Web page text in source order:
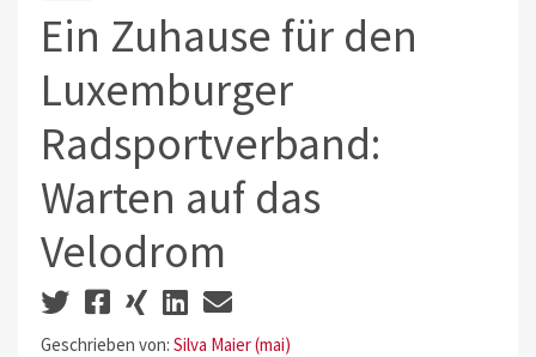
Ein Zuhause für den
Luxemburger
Radsportverband:
Warten auf das
Velodrom
Geschrieben von: Silva Maier (mai)